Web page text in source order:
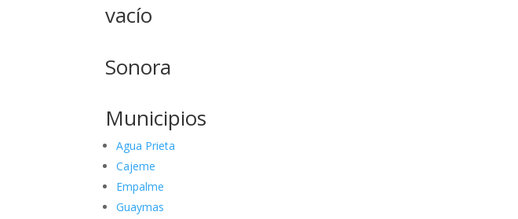
vacío
Sonora
Municipios
Agua Prieta
Cajeme
Empalme
Guaymas